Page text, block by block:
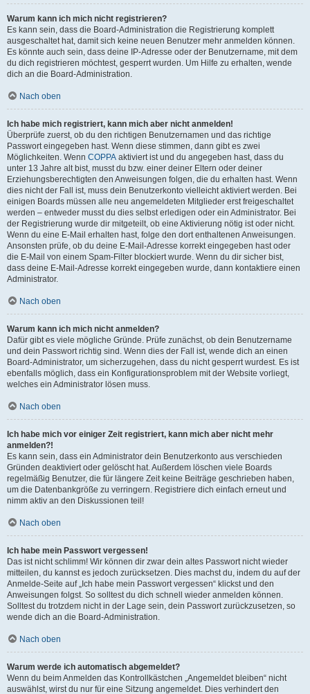
Warum kann ich mich nicht registrieren?
Es kann sein, dass die Board-Administration die Registrierung komplett
ausgeschaltet hat, damit sich keine neuen Benutzer mehr anmelden können.
Es könnte auch sein, dass deine IP-Adresse oder der Benutzername, mit dem
du dich registrieren möchtest, gesperrt wurden. Um Hilfe zu erhalten, wende
dich an die Board-Administration.
Nach oben
Ich habe mich registriert, kann mich aber nicht anmelden!
Überprüfe zuerst, ob du den richtigen Benutzernamen und das richtige
Passwort eingegeben hast. Wenn diese stimmen, dann gibt es zwei
Möglichkeiten. Wenn COPPA aktiviert ist und du angegeben hast, dass du
unter 13 Jahre alt bist, musst du bzw. einer deiner Eltern oder deiner
Erziehungsberechtigten den Anweisungen folgen, die du erhalten hast. Wenn
dies nicht der Fall ist, muss dein Benutzerkonto vielleicht aktiviert werden. Bei
einigen Boards müssen alle neu angemeldeten Mitglieder erst freigeschaltet
werden – entweder musst du dies selbst erledigen oder ein Administrator. Bei
der Registrierung wurde dir mitgeteilt, ob eine Aktivierung nötig ist oder nicht.
Wenn du eine E-Mail erhalten hast, folge den dort enthaltenen Anweisungen.
Ansonsten prüfe, ob du deine E-Mail-Adresse korrekt eingegeben hast oder
die E-Mail von einem Spam-Filter blockiert wurde. Wenn du dir sicher bist,
dass deine E-Mail-Adresse korrekt eingegeben wurde, dann kontaktiere einen
Administrator.
Nach oben
Warum kann ich mich nicht anmelden?
Dafür gibt es viele mögliche Gründe. Prüfe zunächst, ob dein Benutzername
und dein Passwort richtig sind. Wenn dies der Fall ist, wende dich an einen
Board-Administrator, um sicherzugehen, dass du nicht gesperrt wurdest. Es ist
ebenfalls möglich, dass ein Konfigurationsproblem mit der Website vorliegt,
welches ein Administrator lösen muss.
Nach oben
Ich habe mich vor einiger Zeit registriert, kann mich aber nicht mehr
anmelden?!
Es kann sein, dass ein Administrator dein Benutzerkonto aus verschieden
Gründen deaktiviert oder gelöscht hat. Außerdem löschen viele Boards
regelmäßig Benutzer, die für längere Zeit keine Beiträge geschrieben haben,
um die Datenbankgröße zu verringern. Registriere dich einfach erneut und
nimm aktiv an den Diskussionen teil!
Nach oben
Ich habe mein Passwort vergessen!
Das ist nicht schlimm! Wir können dir zwar dein altes Passwort nicht wieder
mitteilen, du kannst es jedoch zurücksetzen. Dies machst du, indem du auf der
Anmelde-Seite auf „Ich habe mein Passwort vergessen“ klickst und den
Anweisungen folgst. So solltest du dich schnell wieder anmelden können.
Solltest du trotzdem nicht in der Lage sein, dein Passwort zurückzusetzen, so
wende dich an die Board-Administration.
Nach oben
Warum werde ich automatisch abgemeldet?
Wenn du beim Anmelden das Kontrollkästchen „Angemeldet bleiben“ nicht
auswählst, wirst du nur für eine Sitzung angemeldet. Dies verhindert den